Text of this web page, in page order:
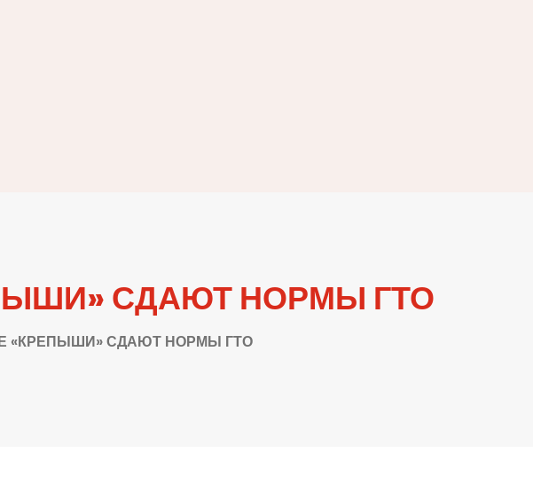
СДАЮТ НОРМЫ ГТО
«КРЕПЫШИ» СДАЮТ НОРМЫ ГТО